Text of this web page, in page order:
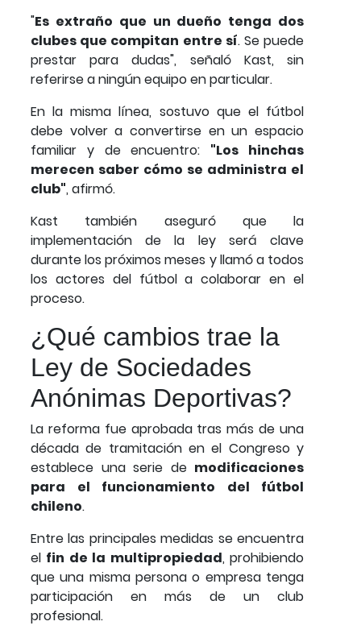
"Es extraño que un dueño tenga dos
clubes que compitan entre sí. Se puede
prestar para dudas", señaló Kast, sin
referirse a ningún equipo en particular.
En la misma línea, sostuvo que el fútbol
debe volver a convertirse en un espacio
familiar y de encuentro: "Los hinchas
merecen saber cómo se administra el
club", afirmó.
Kast también aseguró que la
implementación de la ley será clave
durante los próximos meses y llamó a todos
los actores del fútbol a colaborar en el
proceso.
¿Qué cambios trae la
Ley de Sociedades
Anónimas Deportivas?
La reforma fue aprobada tras más de una
década de tramitación en el Congreso y
establece una serie de modificaciones
para el funcionamiento del fútbol
chileno.
Entre las principales medidas se encuentra
el fin de la multipropiedad, prohibiendo
que una misma persona o empresa tenga
participación en más de un club
profesional.